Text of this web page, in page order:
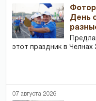
День
этот праздник в Челнах
07 августа 2026